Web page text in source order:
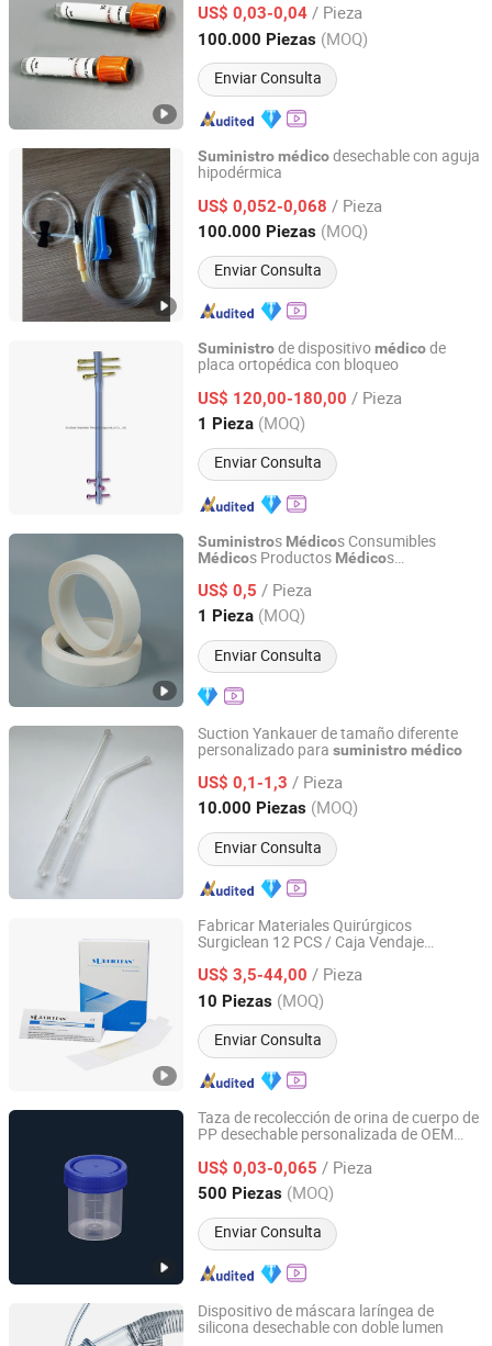
US$ 0,03-0,04 / Pieza
100.000 Piezas (MOQ)
Enviar Consulta
Zhejiang, China Desde 2014
Suministromédicodesechable con aguja
hipodérmica
US$ 0,052-0,068 / Pieza
100.000 Piezas (MOQ)
Enviar Consulta
Weifang Huaxing Medical Instruments Co., Ltd.
Shandong, China Desde 2015
Suministrode dispositivomédicode
placa ortopédica con bloqueo
US$ 120,00-180,00 / Pieza
1 Pieza (MOQ)
Enviar Consulta
Suzhou Youbetter Medical Apparatus Co., Ltd.
Jiangsu, China Desde 2022
Suministros Médicos Consumibles
Médicos Productos Médicos
US$ 0,5 / Pieza
1 Pieza (MOQ)
Enviar Consulta
Shanghai Senyou Medical Supply Co., Ltd
Shanghai, China Desde 2026
Suction Yankauer de tamaño diferente
personalizado para suministromédico
US$ 0,1-1,3 / Pieza
10.000 Piezas (MOQ)
Enviar Consulta
Qingdao Caremax Medical Technology Co., Ltd.
Shandong, China Desde 2017
Fabricar Materiales Quirúrgicos
Surgiclean 12 PCS / Caja Vendaje
US$ 3,5-44,00 / Pieza
10 Piezas (MOQ)
Enviar Consulta
Hangzhou Singclean Medical Products Co., Ltd.
Zhejiang, China Desde 2016
Taza de recolección de orina de cuerpo de
PP desechable personalizada de OEM
US$ 0,03-0,065 / Pieza
500 Piezas (MOQ)
Enviar Consulta
Hangzhou Jinfa Technology Co., Ltd.
Zhejiang, China Desde 2025
Dispositivo de máscara laríngea de
silicona desechable con doble lumen
Guangzhou Medisys Technology Co., Ltd.